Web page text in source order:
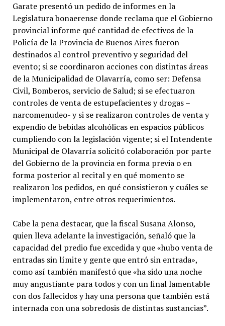
Garate presentó un pedido de informes en la
Legislatura bonaerense donde reclama que el Gobierno
provincial informe qué cantidad de efectivos de la
Policía de la Provincia de Buenos Aires fueron
destinados al control preventivo y seguridad del
evento; si se coordinaron acciones con distintas áreas
de la Municipalidad de Olavarría, como ser: Defensa
Civil, Bomberos, servicio de Salud; si se efectuaron
controles de venta de estupefacientes y drogas –
narcomenudeo- y si se realizaron controles de venta y
expendio de bebidas alcohólicas en espacios públicos
cumpliendo con la legislación vigente; si el Intendente
Municipal de Olavarría solicitó colaboración por parte
del Gobierno de la provincia en forma previa o en
forma posterior al recital y en qué momento se
realizaron los pedidos, en qué consistieron y cuáles se
implementaron, entre otros requerimientos.
Cabe la pena destacar, que la fiscal Susana Alonso,
quien lleva adelante la investigación, señaló que la
capacidad del predio fue excedida y que «hubo venta de
entradas sin límite y gente que entró sin entrada»,
como así también manifestó que «ha sido una noche
muy angustiante para todos y con un final lamentable
con dos fallecidos y hay una persona que también está
internada con una sobredosis de distintas sustancias”.